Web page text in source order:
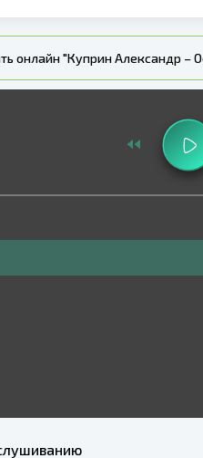
онлайн "Куприн Александр –